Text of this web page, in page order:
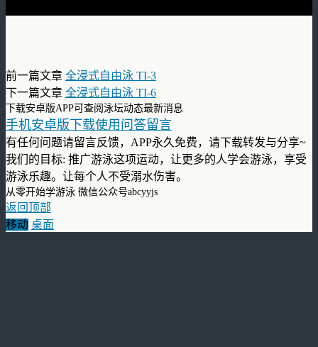
前一篇文章 全浸式自由泳 TI-3
下一篇文章 全浸式自由泳 TI-6
下载安卓版APP可查阅泳坛动态最新消息
手机安卓版下载使用问答留言
有任何问题请留言反馈，APP永久免费，请下载转发与分享~
我们的目标: 推广游泳这项运动，让更多的人学会游泳，享受
游泳乐趣。让每个人不受溺水伤害。
从零开始学游泳 微信公众号abcyyjs
返回顶部
移动 桌面